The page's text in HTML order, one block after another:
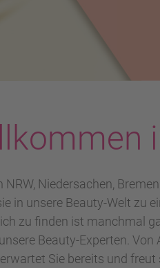
Niedersachen,
in unsere Beauty-Welt zu
zu finden ist manchmal
Beauty-Experten.
Sie bereits und